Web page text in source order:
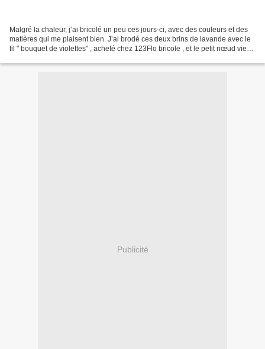
Malgré la chaleur, j’ai bricolé un peu ces jours‑ci, avec des couleurs et des
matières qui me plaisent bien. J’ai brodé ces deux brins de lavande avec le
fil " bouquet de violettes" , acheté chez 123Flo bricole , et le petit nœud vient
Publicité